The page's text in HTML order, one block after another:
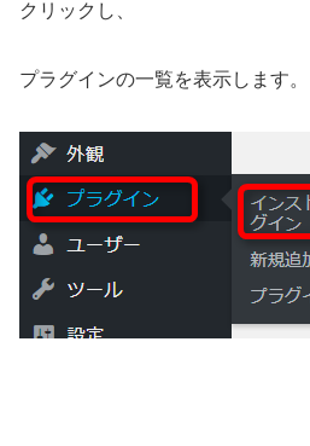
クリックし、
プラグインの一覧を表示します。